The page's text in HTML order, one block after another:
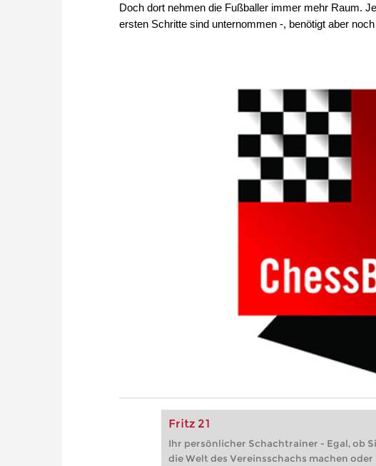
Doch dort nehmen die Fußballer immer mehr Raum.
ersten Schritte sind unternommen -, benötigt aber
Fritz 21
Ihr persönlicher Schachtrainer - Egal, ob
die Welt des Vereinsschachs machen